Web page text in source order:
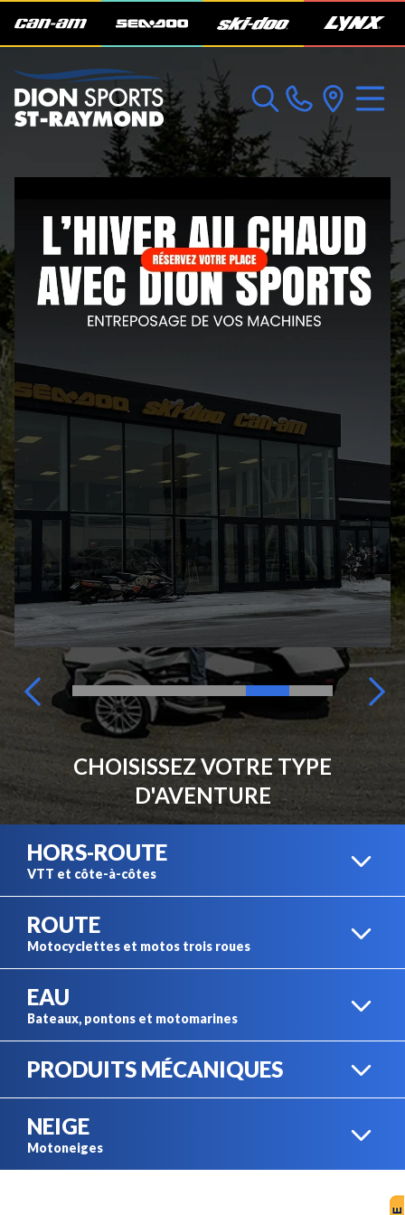
CHOISISSEZ VOTRE TYPE
D'AVENTURE
HORS-ROUTE
VTT et côte-à-côtes
VTT CAN-AM
CÔTE-À-CÔTES CAN-AM
ROUTE
Motocyclettes et motos trois roues
MOTOCYCLETTES CAN-
AM
CAN-AM
EAU
Bateaux, pontons et motomarines
BATEAUX PRINCECRAFT
PRODUITS MÉCANIQUES
NEIGE
Motoneiges